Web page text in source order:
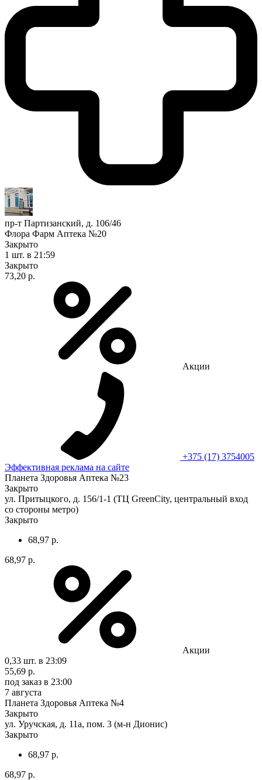
пр-т Партизанский, д. 106/46
Флора Фарм Аптека №20
Закрыто
1 шт. в 21:59
Закрыто
73,20 р.
Акции
+375 (17) 3754005
Эффективная реклама на сайте
Планета Здоровья Аптека №23
Закрыто
ул. Притыцкого, д. 156/1-1 (ТЦ GreenCity, центральный вход
со стороны метро)
Закрыто
68,97 р.
68,97 р.
Акции
0,33 шт. в 23:09
55,69 р.
под заказ в 23:00
7 августа
Планета Здоровья Аптека №4
Закрыто
ул. Уручская, д. 11а, пом. 3 (м-н Дионис)
Закрыто
68,97 р.
68,97 р.